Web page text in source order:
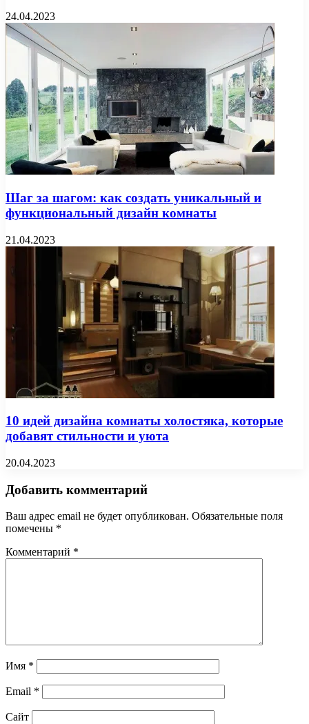
24.04.2023
Шаг за шагом: как создать уникальный и
функциональный дизайн комнаты
21.04.2023
10 идей дизайна комнаты холостяка, которые
добавят стильности и уюта
20.04.2023
Добавить комментарий
Ваш адрес email не будет опубликован. Обязательные поля
помечены *
Комментарий *
Имя *
Email *
Сайт